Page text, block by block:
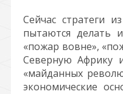
Сейчас стратеги
пытаются делать
«пожар вовне»,
Северную Африку
«майданных
экономические